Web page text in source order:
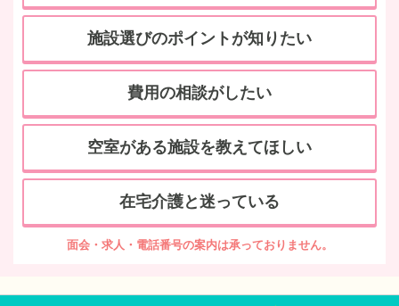
施設選びのポイントが知りたい
費用の相談がしたい
空室がある施設を教えてほしい
在宅介護と迷っている
面会・求人・電話番号の案内は承っておりません。